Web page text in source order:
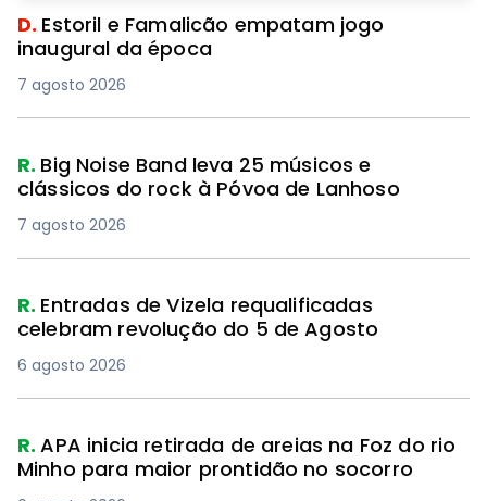
D. Estoril e Famalicão empatam jogo
inaugural da época
7 agosto 2026
R. Big Noise Band leva 25 músicos e
clássicos do rock à Póvoa de Lanhoso
7 agosto 2026
R. Entradas de Vizela requalificadas
celebram revolução do 5 de Agosto
6 agosto 2026
R.APA inicia retirada de areias na Foz do rio
Minho para maior prontidão no socorro